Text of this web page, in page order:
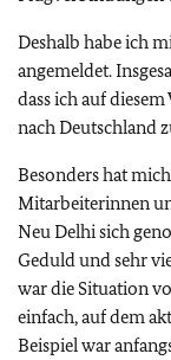
Deshalb habe ich
angemeldet.
dass ich auf
nach Deutschland
Besonders hat
Mitarbeiterinnen
Neu Delhi sich
Geduld und sehr
war die Situation
einfach, auf dem
Beispiel war